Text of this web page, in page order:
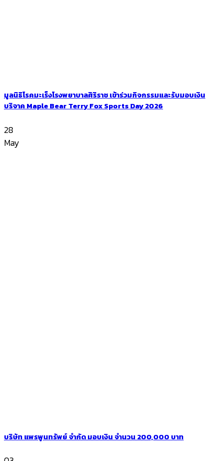
มูลนิธิโรคมะเร็งโรงพยาบาลศิริราช เข้าร่วมกิจกรรมและรับมอบเงิน
บริจาค Maple Bear Terry Fox Sports Day 2026
28
May
บริษัท แพรพูนทรัพย์ จำกัด มอบเงิน จำนวน 200,000 บาท